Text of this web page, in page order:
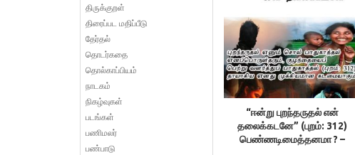
“ஈன்று புறந்தருதல் என்
தலைக்கடனே” (புறம்: 312)
பெண்ணடிமைத்தனமா ? –
திருக்குறள்
திரைப்பட மதிப்பீடு
தேர்தல்
தொடர்கதை
தொல்காப்பியம்
நாடகம்
நிகழ்வுகள்
படங்கள்
பணிமலர்
பண்பாடு